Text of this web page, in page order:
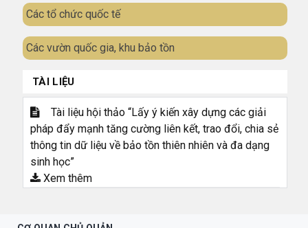
Các tổ chức quốc tế
Các vườn quốc gia, khu bảo tồn
TÀI LIỆU
Tài liệu hội thảo “Lấy ý kiến xây dựng các giải
pháp đẩy mạnh tăng cường liên kết, trao đổi, chia sẻ
thông tin dữ liệu về bảo tồn thiên nhiên và đa dạng
sinh học”
Xem thêm